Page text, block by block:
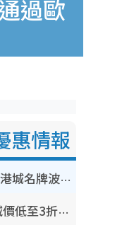
過歐
惠情報
開倉優惠 | 尖沙咀海港城名牌波鞋開倉低至1折！On鞋$899起／Joy&Peace鞋履$98起
CHANEL美妝限時減價低至3折！人氣粉底/唇膏/精華液低至$275！COCO香水都有平